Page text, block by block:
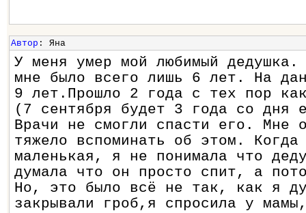
Автор : Яна
У меня умер мой любимый дедушка.
мне было всего лишь 6 лет. На
9 лет.Прошло 2 года с тех пор
(7 сентября будет 3 года со дня
Врачи не смогли спасти его. Мне
тяжело вспоминать об этом. Когда
маленькая, я не понимала что
думала что он просто спит, а
Но, это было всё не так, как я
закрывали гроб,я спросила у